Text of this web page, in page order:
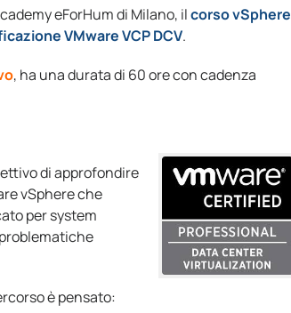
eForHum di Milano, ilcorso vSphere
VMware VCP DCV.
, ha una durata di 60 ore con cadenza
di approfondire
vSphere che
per system
è pensato: